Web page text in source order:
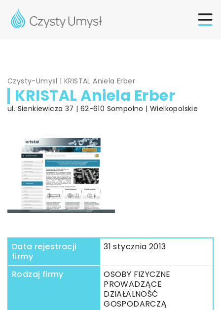
Czysty-Umysl |KRISTAL Aniela Erber
KRISTAL Aniela Erber
ul. Sienkiewicza 37 | 62-610 Sompolno | Wielkopolskie
Data rejestracji
firmy
31 stycznia 2013
Rodzaj firmy
OSOBY FIZYCZNE
PROWADZĄCE
DZIAŁALNOŚĆ
GOSPODARCZĄ